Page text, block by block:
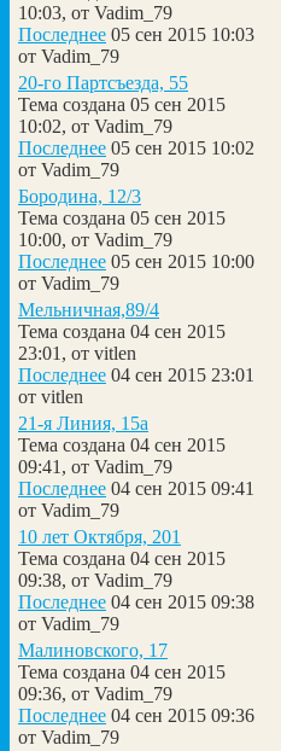
10:03, от Vadim_79
Последнее 05 сен 2015 10:03
от Vadim_79
20-го Партсъезда, 55
Тема создана 05 сен 2015
10:02, от Vadim_79
Последнее 05 сен 2015 10:02
от Vadim_79
Бородина, 12/3
Тема создана 05 сен 2015
10:00, от Vadim_79
Последнее 05 сен 2015 10:00
от Vadim_79
Мельничная,89/4
Тема создана 04 сен 2015
23:01, от vitlen
Последнее 04 сен 2015 23:01
от vitlen
21-я Линия, 15а
Тема создана 04 сен 2015
09:41, от Vadim_79
Последнее 04 сен 2015 09:41
от Vadim_79
10 лет Октября, 201
Тема создана 04 сен 2015
09:38, от Vadim_79
Последнее 04 сен 2015 09:38
от Vadim_79
Малиновского, 17
Тема создана 04 сен 2015
09:36, от Vadim_79
Последнее 04 сен 2015 09:36
от Vadim_79